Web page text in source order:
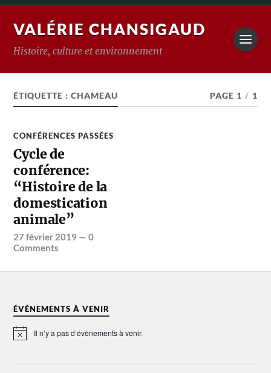
VALÉRIE CHANSIGAUD
Histoire, culture et environnement
ÉTIQUETTE :CHAMEAU PAGE 1 / 1
CONFÉRENCES PASSÉES
Cycle de
conférence:
“Histoire de la
domestication
animale”
27 février 2019 —0
Comments
ÉVÉNEMENTS À VENIR
Notice Il n’y a pas d’évènements à venir.